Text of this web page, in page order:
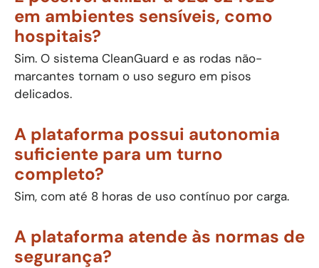
em ambientes sensíveis, como
hospitais?
Sim. O sistema CleanGuard e as rodas não-
marcantes tornam o uso seguro em pisos
delicados.
A plataforma possui autonomia
suficiente para um turno
completo?
Sim, com até 8 horas de uso contínuo por carga.
A plataforma atende às normas de
segurança?